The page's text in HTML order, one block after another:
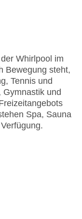
Whirlpool im
Bewegung steht,
Tennis und
und
Spa, Sauna